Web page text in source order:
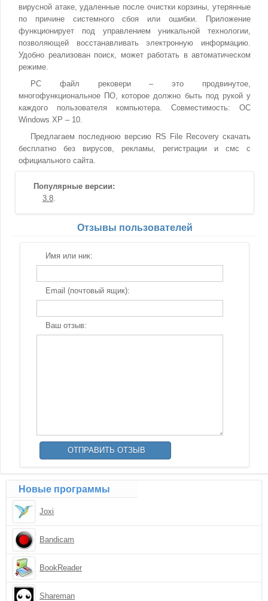
вирусной атаке, удаленные после очистки корзины, утерянные
по причине системного сбоя или ошибки. Приложение
функционирует под управлением уникальной технологии,
позволяющей восстанавливать электронную информацию.
Удобно реализован поиск, может работать в автоматическом
режиме.
РС файл рековери – это продвинутое,
многофункциональное ПО, которое должно быть под рукой у
каждого пользователя компьютера. Совместимость: ОС
Windows XP – 10.
Предлагаем последнюю версию RS File Recovery скачать
бесплатно без вирусов, рекламы, регистрации и смс с
официального сайта.
Популярные версии:
3.8
Отзывы пользователей
Имя или ник:
Email (почтовый ящик):
Ваш отзыв:
Новые программы
Joxi
Bandicam
BookReader
Shareman